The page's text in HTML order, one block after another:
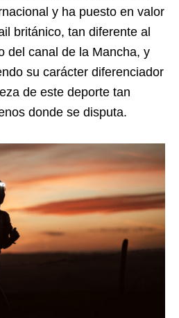
y ha puesto en valor
británico, tan diferente al
del canal de la Mancha, y
su carácter diferenciador
de este deporte tan
donde se disputa.